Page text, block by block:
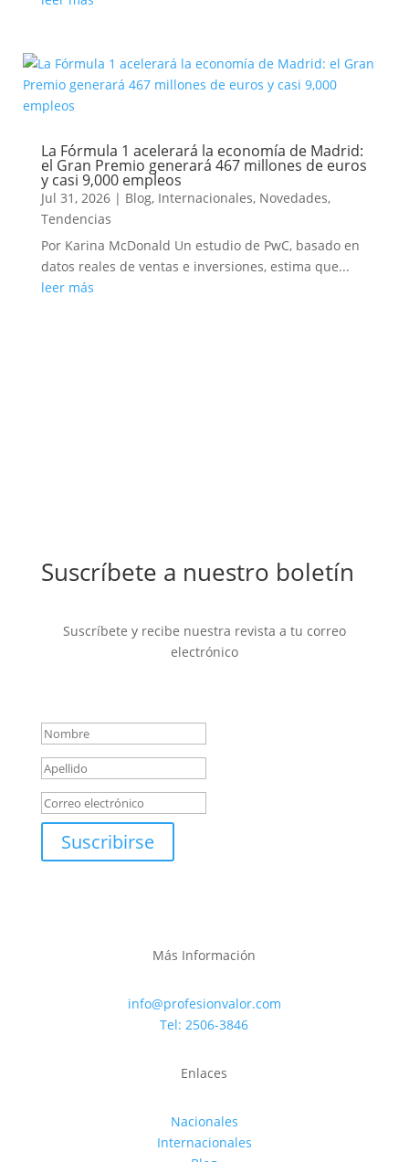
La Fórmula 1 acelerará la economía de Madrid:
el Gran Premio generará 467 millones de euros
y casi 9,000 empleos
Jul 31, 2026| Blog, Internacionales, Novedades,
Tendencias
Por Karina McDonald Un estudio de PwC, basado en
datos reales de ventas e inversiones, estima que...
leer más
Suscríbete a nuestro boletín
Suscríbete y recibe nuestra revista a tu correo
electrónico
Suscribirse
Más Información
info@profesionvalor.com
Tel: 2506-3846
Enlaces
Nacionales
Internacionales